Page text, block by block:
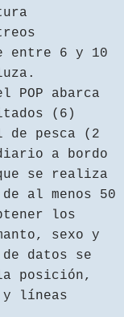
entre 6 y 10
abarca
(6)
de pesca (2
a bordo
se realiza
al menos 50
los
sexo y
datos se
posición,
y líneas